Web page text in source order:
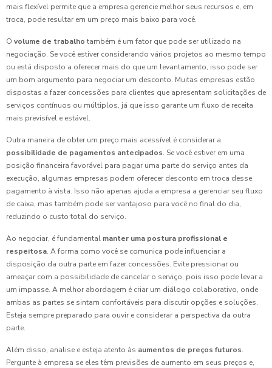
mais flexível permite que a empresa gerencie melhor seus recursos e, em
troca, pode resultar em um preço mais baixo para você.
O volume de trabalho também é um fator que pode ser utilizado na
negociação. Se você estiver considerando vários projetos ao mesmo tempo
ou está disposto a oferecer mais do que um levantamento, isso pode ser
um bom argumento para negociar um desconto. Muitas empresas estão
dispostas a fazer concessões para clientes que apresentam solicitações de
serviços contínuos ou múltiplos, já que isso garante um fluxo de receita
mais previsível e estável.
Outra maneira de obter um preço mais acessível é considerar a
possibilidade de pagamentos antecipados. Se você estiver em uma
posição financeira favorável para pagar uma parte do serviço antes da
execução, algumas empresas podem oferecer desconto em troca desse
pagamento à vista. Isso não apenas ajuda a empresa a gerenciar seu fluxo
de caixa, mas também pode ser vantajoso para você no final do dia,
reduzindo o custo total do serviço.
Ao negociar, é fundamental manter uma postura profissional e
respeitosa. A forma como você se comunica pode influenciar a
disposição da outra parte em fazer concessões. Evite pressionar ou
ameaçar com a possibilidade de cancelar o serviço, pois isso pode levar a
um impasse. A melhor abordagem é criar um diálogo colaborativo, onde
ambas as partes se sintam confortáveis para discutir opções e soluções.
Esteja sempre preparado para ouvir e considerar a perspectiva da outra
parte.
Além disso, analise e esteja atento às aumentos de preços futuros.
Pergunte à empresa se eles têm previsões de aumento em seus preços e,